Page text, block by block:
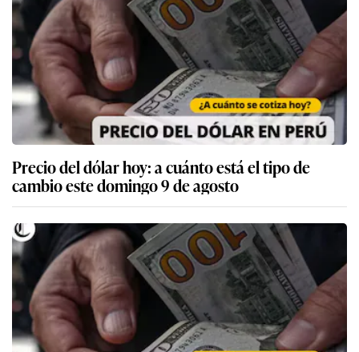
Precio del dólar hoy: a cuánto está el tipo de
cambio este domingo 9 de agosto